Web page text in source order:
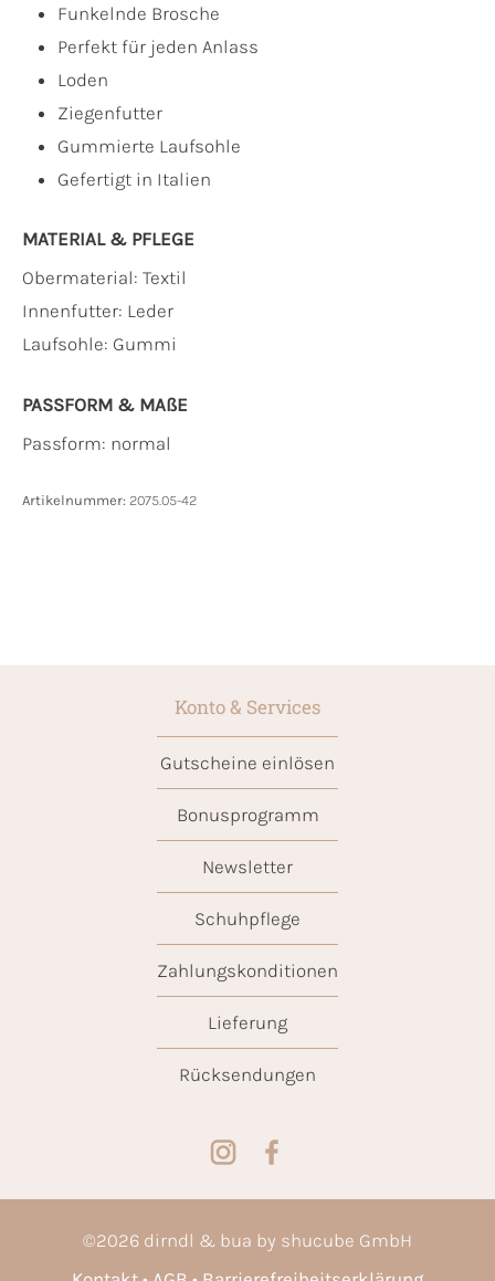
Funkelnde Brosche
Perfekt für jeden Anlass
Loden
Ziegenfutter
Gummierte Laufsohle
Gefertigt in Italien
MATERIAL & PFLEGE
Obermaterial: Textil
Innenfutter: Leder
Laufsohle: Gummi
PASSFORM & MAẞE
Passform: normal
Artikelnummer: 2075.05-42
Konto & Services
Gutscheine einlösen
Bonusprogramm
Newsletter
Schuhpflege
Zahlungskonditionen
Lieferung
Rücksendungen
©2026 dirndl & bua by shucube GmbH